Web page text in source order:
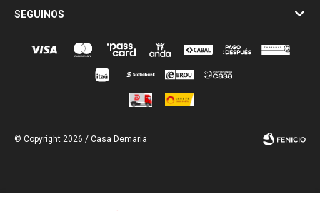
SEGUINOS
© Copyright 2026 / Casa Demaria